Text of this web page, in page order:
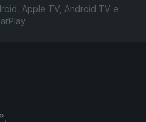
Apple TV, Android TV e